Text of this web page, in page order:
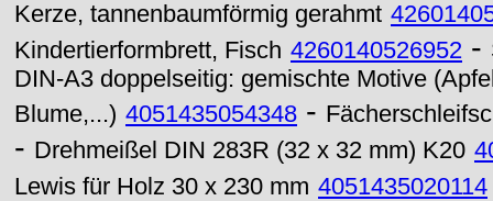
Kerze, tannenbaumförmig gerahmt
Kindertierformbrett, Fisch 4260140526952 -
DIN-A3 doppelseitig: gemischte Motive
Blume,...) 4051435054348 -
- Drehmeißel DIN 283R (32 x 32 mm) K20
Lewis für Holz 30 x 230 mm 4051435020114